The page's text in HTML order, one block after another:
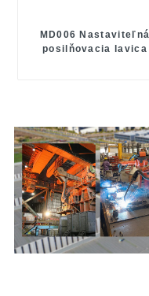
MD006 Nastaviteľná
posilňovacia lavica